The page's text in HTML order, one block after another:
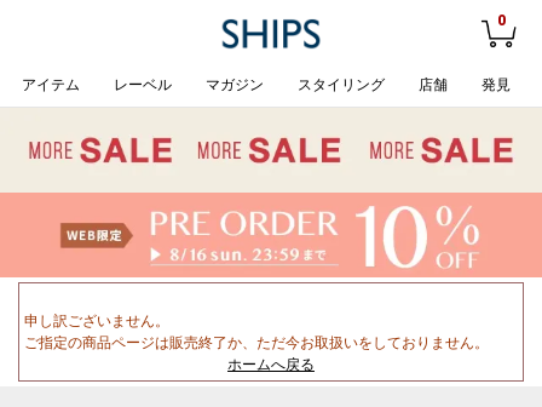
0
アイテム レーベル マガジン スタイリング 店舗 発見
申し訳ございません。
ご指定の商品ページは販売終了か、ただ今お取扱いをしておりません。
ホームへ戻る